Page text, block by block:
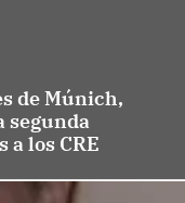
de Múnich,
segunda
a los CRE